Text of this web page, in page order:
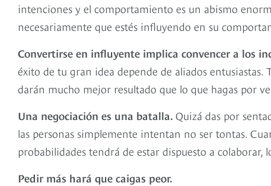
intenciones y el comportamiento es un abismo
necesariamente que estés influyendo en su
Convertirse en influyente implica convencer a los
éxito de tu gran idea depende de aliados
darán mucho mejor resultado que lo que hagas por
Una negociación es una batalla. Quizá das por
las personas simplemente intentan no ser tontas.
probabilidades tendrá de estar dispuesto a colaborar,
Pedir más hará que caigas peor.